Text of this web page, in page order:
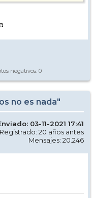
negativos: 0
no es nada"
03-11-2021 17:41
Registrado: 20 años antes
Mensajes: 20.246